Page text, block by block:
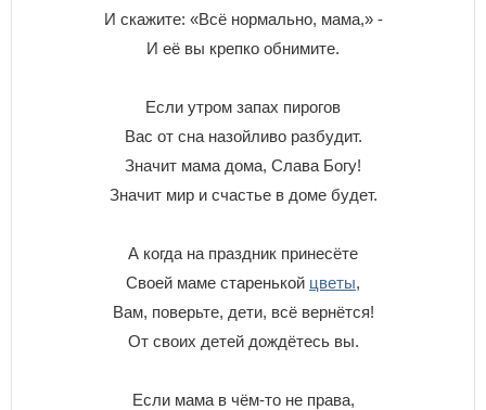
И скажите: «Всё нормально, мама,» -
И её вы крепко обнимите.
Если утром запах пирогов
Вас от сна назойливо разбудит.
Значит мама дома, Слава Богу!
Значит мир и счастье в доме будет.
А когда на праздник принесёте
Своей маме старенькой цветы,
Вам, поверьте, дети, всё вернётся!
От своих детей дождётесь вы.
Если мама в чём-то не права,